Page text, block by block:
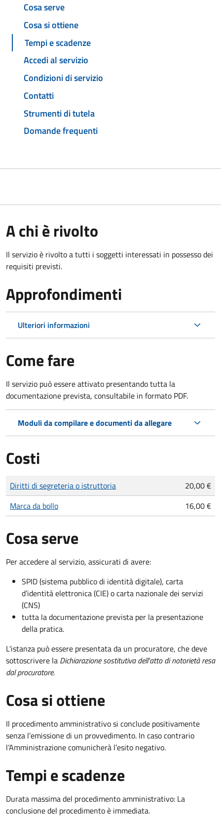
Cosa serve
Cosa si ottiene
Tempi e scadenze
Accedi al servizio
Condizioni di servizio
Contatti
Strumenti di tutela
Domande frequenti
A chi è rivolto
Il servizio è rivolto a tutti i soggetti interessati in possesso dei
requisiti previsti.
Approfondimenti
Ulteriori informazioni
Come fare
Il servizio può essere attivato presentando tutta la
documentazione prevista, consultabile in formato PDF.
Moduli da compilare e documenti da allegare
Costi
Tipo di pagamento
Importo
Diritti di segreteria o istruttoria
20,00 €
Marca da bollo
16,00 €
Cosa serve
Per accedere al servizio, assicurati di avere:
SPID (sistema pubblico di identità digitale), carta
d’identità elettronica (CIE) o carta nazionale dei servizi
(CNS)
tutta la documentazione prevista per la presentazione
della pratica.
L'istanza può essere presentata da un procuratore, che deve
sottoscrivere la Dichiarazione sostitutiva dell'atto di notorietà resa
dal procuratore.
Cosa si ottiene
Il procedimento amministrativo si conclude positivamente
senza l’emissione di un provvedimento. In caso contrario
l’Amministrazione comunicherà l’esito negativo.
Tempi e scadenze
Durata massima del procedimento amministrativo: La
conclusione del procedimento è immediata.